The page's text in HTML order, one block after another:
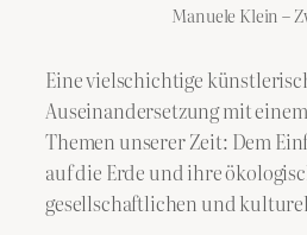
Manuele Klein –
Eine vielschichtige
Auseinandersetzung mit
Themen unserer Zeit: Dem
auf die Erde und ihre
gesellschaftlichen und